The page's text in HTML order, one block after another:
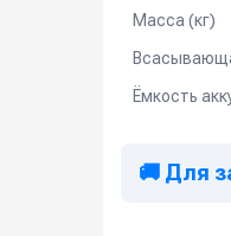
Масса (кг)
Ёмкость
🚚 Для